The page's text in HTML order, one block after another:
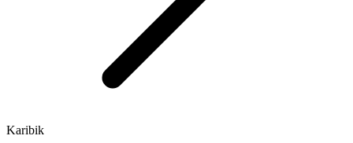
Karibik